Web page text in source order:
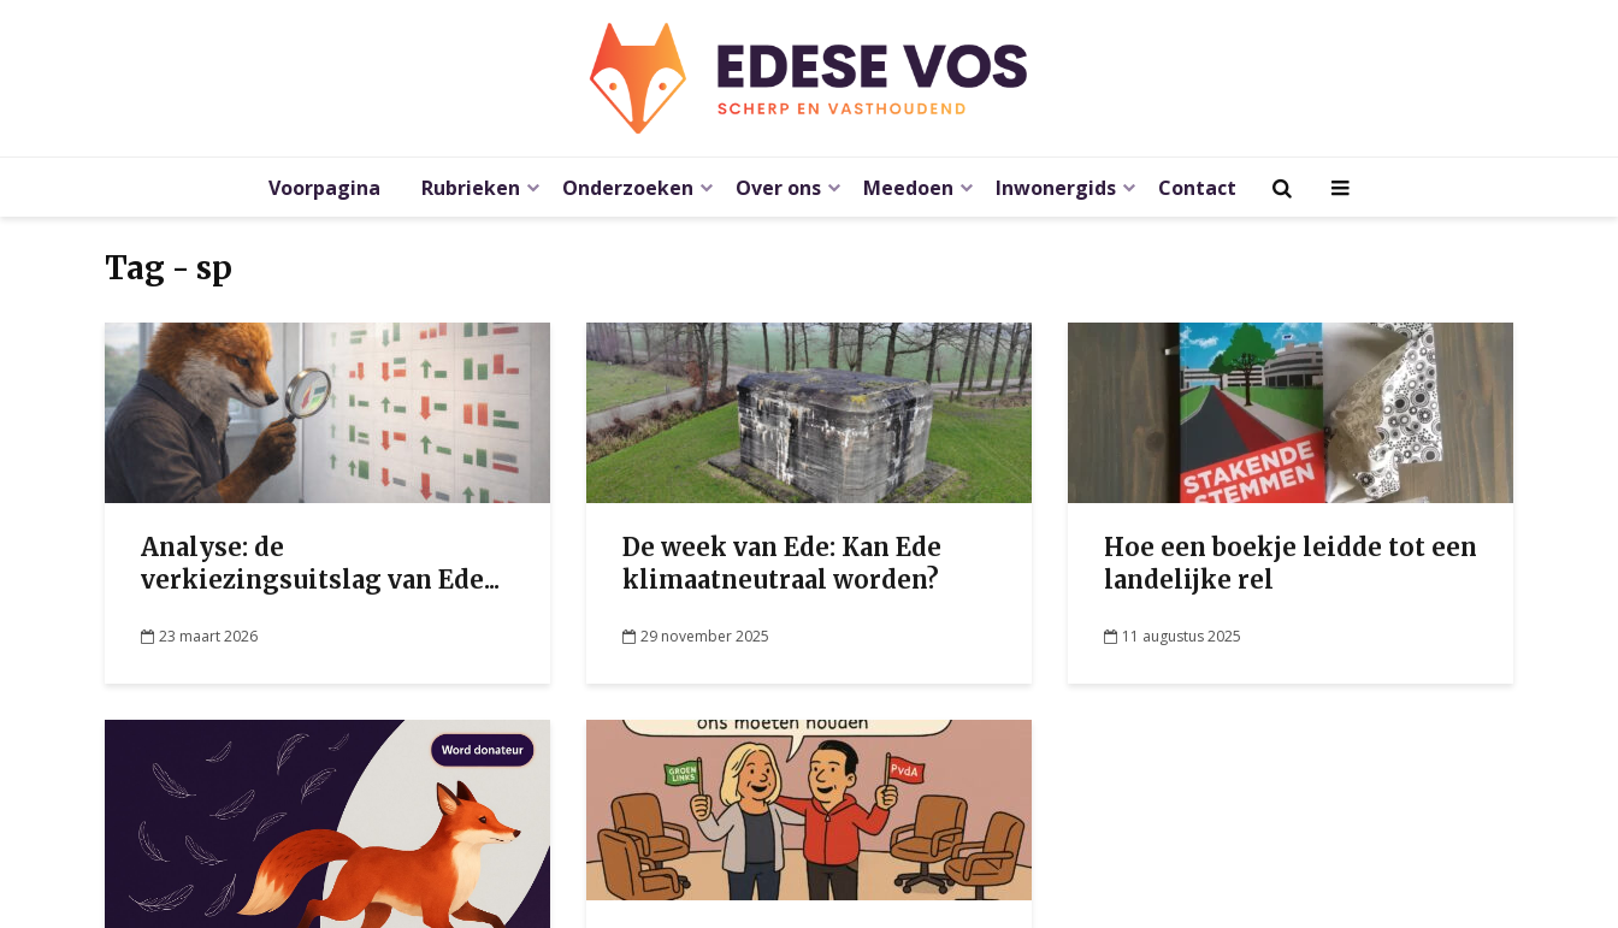
Voorpagina Rubrieken Onderzoeken Over ons Meedoen Inwonergids Contact
Tag - sp
Analyse: de
verkiezingsuitslag van Ede...
23 maart 2026
De week van Ede: Kan Ede
klimaatneutraal worden?
29 november 2025
Hoe een boekje leidde tot een
landelijke rel
11 augustus 2025